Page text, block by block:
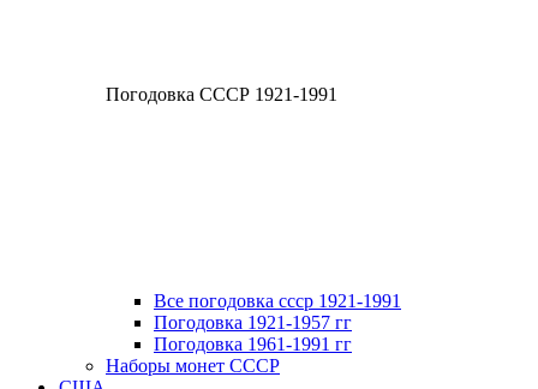
Погодовка СССР 1921-1991
Все погодовка ссср 1921-1991
Погодовка 1921-1957 гг
Погодовка 1961-1991 гг
Наборы монет СССР